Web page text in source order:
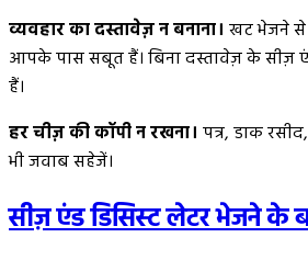
व्यवहार का दस्तावेज़ न बनाना। खट भेजने से
आपके पास सबूत हैं। बिना दस्तावेज़ के सीज़
हैं।
हर चीज़ की कॉपी न रखना। पत्र, डाक
भी जवाब सहेजें।
सीज़ एंड डिसिस्ट लेटर भेजने के